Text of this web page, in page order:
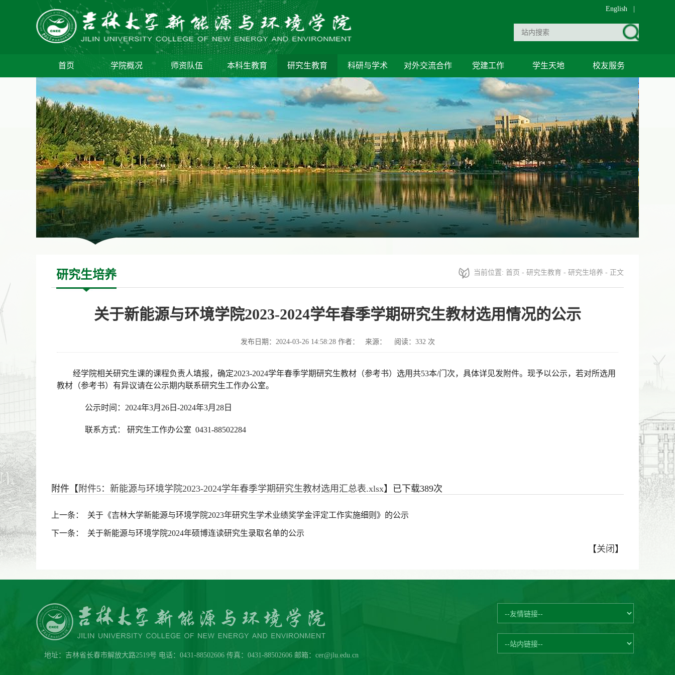
English
首页 学院概况 师资队伍 本科生教育 研究生教育 科研与学术 对外交流合作 党建工作 学生天地 校友服务
研究生培养 当前位置: 首页 - 研究生教育 - 研究生培养 - 正文
关于新能源与环境学院2023-2024学年春季学期研究生教材选用情况的公示
发布日期：2024-03-26 14:58:28 作者： 来源： 阅读： 332次
经学院相关研究生课的课程负责人填报，确定2023-2024学年春季学期研究生教材（参考书）选用共53本/门次，具体详见发附件。现予以公示，若对所选用
教材（参考书）有异议请在公示期内联系研究生工作办公室。
公示时间：2024年3月26日-2024年3月28日
联系方式： 研究生工作办公室 0431-88502284
附件【 附件5：新能源与环境学院2023-2024学年春季学期研究生教材选用汇总表.xlsx】已下载389次
上一条： 关于《吉林大学新能源与环境学院2023年研究生学术业绩奖学金评定工作实施细则》的公示
下一条： 关于新能源与环境学院2024年硕博连读研究生录取名单的公示
【关闭 】
地址：吉林省长春市解放大路2519号 电话：0431-88502606 传真：0431-88502606 邮箱：cer@jlu.edu.cn